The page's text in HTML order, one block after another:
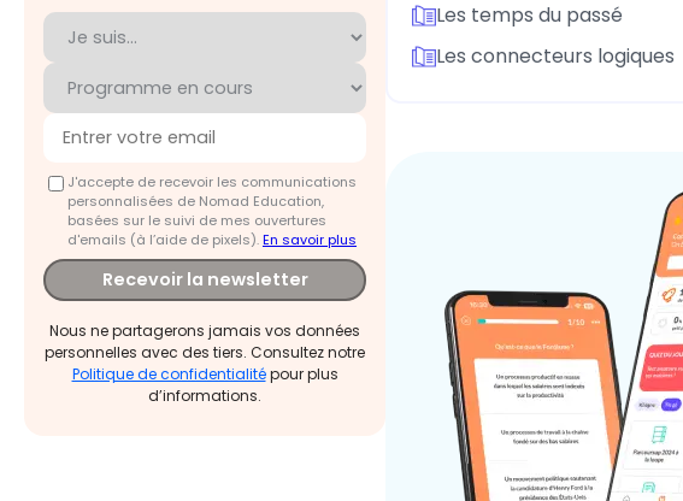
J'accepte de recevoir les communications
personnalisées de Nomad Education,
basées sur le suivi de mes ouvertures
d'emails (à l’aide de pixels).En savoir plus
Recevoir la newsletter
Nous ne partagerons jamais vos données
personnelles avec des tiers. Consultez notre
Politique de confidentialitépour plus
d’informations.
Les temps du passé
Les connecteurs logiques